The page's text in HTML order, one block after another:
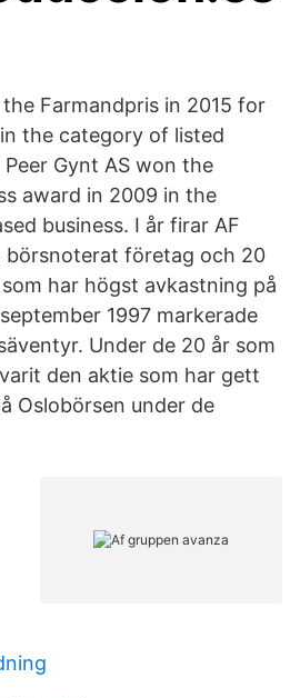
Farmandpris in 2015 for
the category of listed
Gynt AS won the
award in 2009 in the
business. I år firar AF
börsnoterat företag och 20
har högst avkastning på
1997 markerade
Under de 20 år som
den aktie som har gett
Oslobörsen under de